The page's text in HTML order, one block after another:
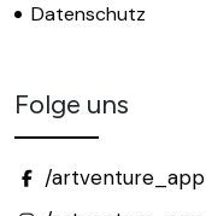
Datenschutz
Folge uns
/artventure_app